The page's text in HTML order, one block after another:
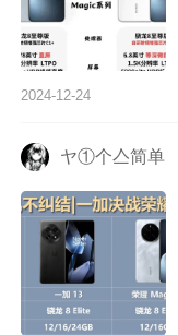
2024-12-24
ヤ①个亼简单